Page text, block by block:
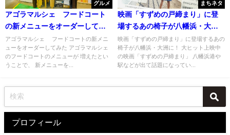
グルメ
アゴラマルシェ フードコート
の新メニューをオーダーしてみ
た
アゴラマルシェ フードコートの新メニ
ューをオーダーしてみた アゴラマルシェ
のフードコートのメニューが 増えたとい
うことで、 新メニューを...
まちネタ
映画「すずめの戸締まり」に登
場するあの椅子が八幡浜・大洲
に！
映画「すずめの戸締まり」に登場するあの
椅子が八幡浜・大洲に！ 大ヒット上映中
の映画「すずめの戸締まり」 八幡浜港や
駅などが出て話題になってい...
プロフィール